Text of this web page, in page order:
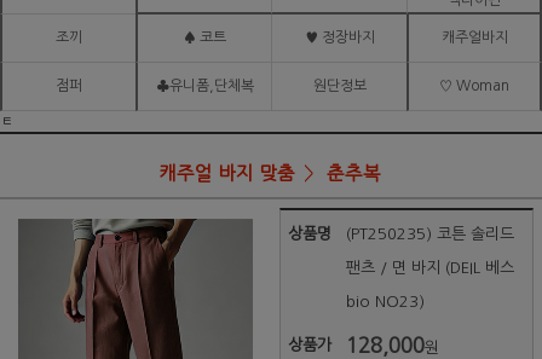
조끼 ♠ 코트 ♥ 정장바지 캐주얼바지
점퍼 ♣유니폼,단체복 원단정보 ♡ Woman
ㅌ
캐주얼 바지 맞춤 춘추복
상품명 (PT250235) 코튼 솔리드
팬츠 / 면 바지 (DEIL 베스
bio NO23)
상품가 128,000원